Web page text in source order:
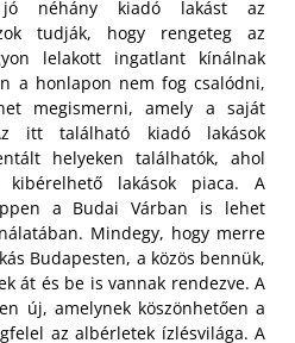
néhány kiadó lakást az
tudják, hogy rengeteg az
lelakott ingatlant kínálnak
a honlapon nem fog csalódni,
megismerni, amely a saját
itt található kiadó lakások
helyeken találhatók, ahol
lakások piaca. A
a Budai Várban is lehet
Mindegy, hogy merre
Budapesten, a közös bennük,
át és be is vannak rendezve. A
új, amelynek köszönhetően a
az albérletek ízlésvilága. A